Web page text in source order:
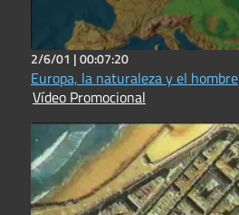
2/6/01 |00:07:20
Europa, la naturaleza y el hombre
Vídeo Promocional